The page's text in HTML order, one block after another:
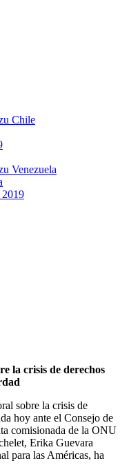
Chile
Venezuela
la crisis de derechos
sobre la crisis de
hoy ante el Consejo de
comisionada de la ONU
Erika Guevara
para las Américas, ha